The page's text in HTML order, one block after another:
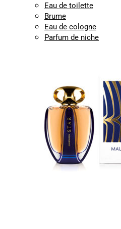
Eau de toilette
Brume
Eau de cologne
Parfum de niche